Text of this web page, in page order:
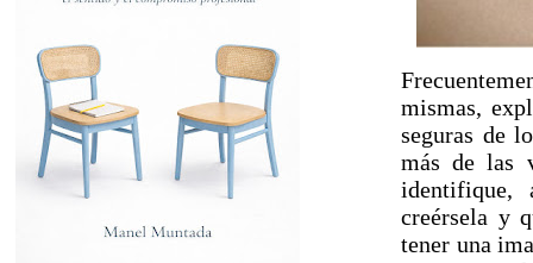
mismas,
seguras de
más de las
identifique,
creérsela y
tener una